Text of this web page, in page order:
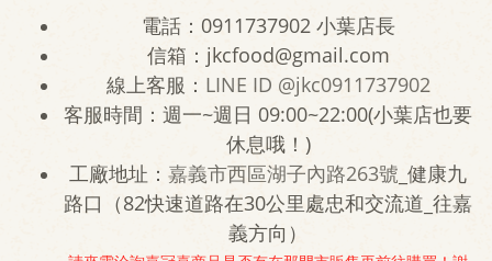
電話：0911737902 小葉店長
信箱：jkcfood@gmail.com
線上客服： LINE ID @jkc0911737902
客服時間：週一~週日 09:00~22:00(小葉店也要
休息哦！)
工廠地址： 嘉義市西區湖子內路263號 _健康九
路口（82快速道路在30公里處忠和交流道_往嘉
義方向）